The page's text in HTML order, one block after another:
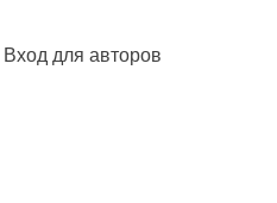
Вход для авторов